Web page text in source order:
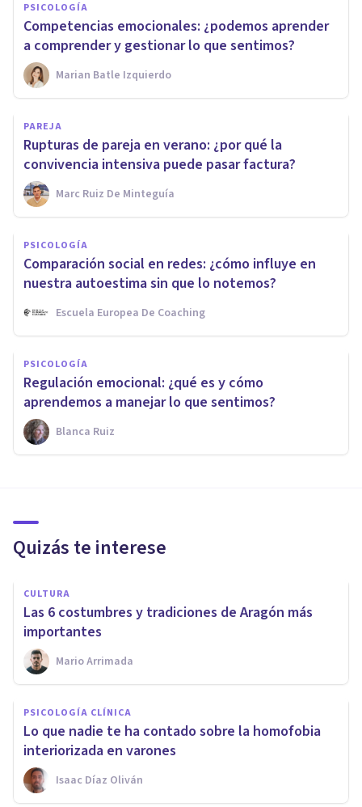
PSICOLOGÍA
Competencias emocionales: ¿podemos aprender
a comprender y gestionar lo que sentimos?
Marian Batle Izquierdo
PAREJA
Rupturas de pareja en verano: ¿por qué la
convivencia intensiva puede pasar factura?
Marc Ruiz De Minteguía
PSICOLOGÍA
Comparación social en redes: ¿cómo influye en
nuestra autoestima sin que lo notemos?
Escuela Europea De Coaching
PSICOLOGÍA
Regulación emocional: ¿qué es y cómo
aprendemos a manejar lo que sentimos?
Blanca Ruiz
Quizás te interese
CULTURA
Las 6 costumbres y tradiciones de Aragón más
importantes
Mario Arrimada
PSICOLOGÍA CLÍNICA
Lo que nadie te ha contado sobre la homofobia
interiorizada en varones
Isaac Díaz Oliván